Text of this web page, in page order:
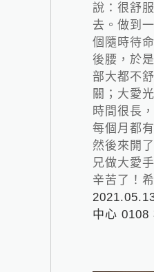
說：很舒
去。做到
個隨時待
後腰，於
部大都不
關；大愛
時間很長
每個月都
然後來開
兄做大愛
辛苦了！
中心 0108